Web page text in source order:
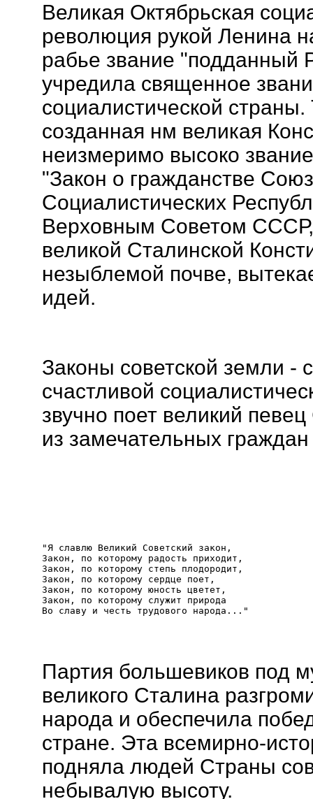
Великая Октябрьская
революция рукой Ленина
рабье звание "подданный
учредила священное
социалистической
созданная нм великая
неизмеримо высоко
"Закон о гражданстве
Социалистических
Верховным Советом СССР,
великой Сталинской
незыблемой почве,
идей.
Законы советской земли -
счастливой
звучно поет великий
из замечательных
"Я славлю Великий Советский закон,
Закон, по которому радость приходит,
Закон, по которому степь плодородит,
Закон, по которому сердце поет,
Закон, по которому юность цветет,
Закон, по которому служит природа
Партия большевиков под
великого Сталина
народа и обеспечила
стране. Эта всемирно-
подняла людей Страны
небывалую высоту.